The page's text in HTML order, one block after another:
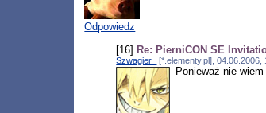
Odpowiedz
[16] Re: PierniCON SE
Szwagier_ [*.elementy.pl],
Ponieważ nie